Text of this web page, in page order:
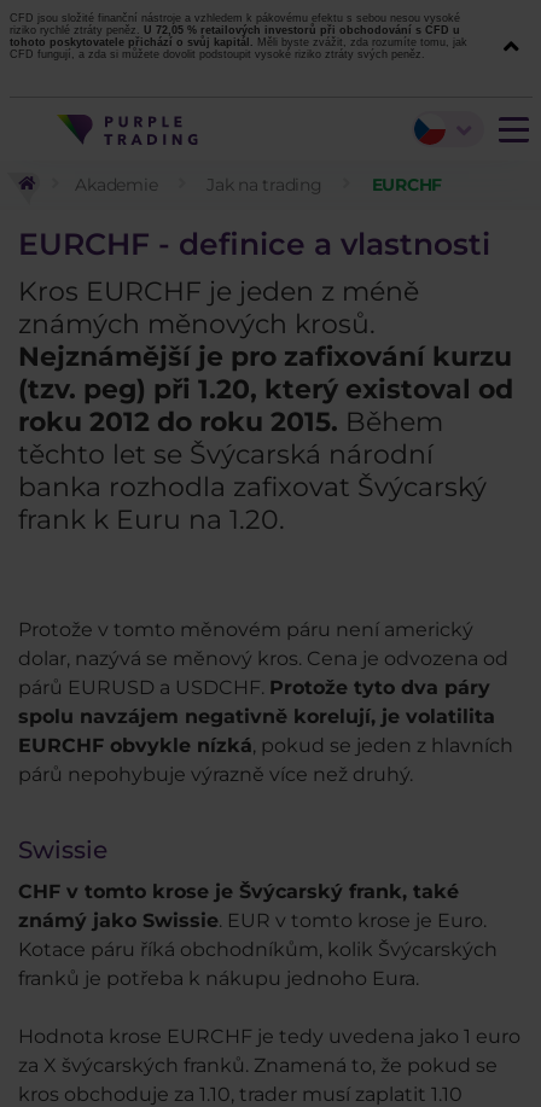
CFD jsou složité finanční nástroje a vzhledem k pákovému efektu s sebou nesou vysoké
riziko rychlé ztráty peněz. U 72,05 % retailových investorů při obchodování s CFD u
tohoto poskytovatele přichází o svůj kapitál. Měli byste zvážit, zda rozumíte tomu, jak
CFD fungují, a zda si můžete dovolit podstoupit vysoké riziko ztráty svých peněz.
Akademie Jak na trading EURCHF
EURCHF - definice a vlastnosti
Kros EURCHF je jeden z méně
známých měnových krosů.
Nejznámější je pro zafixování kurzu
(tzv. peg) při 1.20, který existoval od
roku 2012 do roku 2015. Během
těchto let se Švýcarská národní
banka rozhodla zafixovat Švýcarský
frank k Euru na 1.20.
Protože v tomto měnovém páru není americký
dolar, nazývá se měnový kros. Cena je odvozena od
párů EURUSD a USDCHF. Protože tyto dva páry
spolu navzájem negativně korelují, je volatilita
EURCHF obvykle nízká, pokud se jeden z hlavních
párů nepohybuje výrazně více než druhý.
Swissie
CHF v tomto krose je Švýcarský frank, také
známý jako Swissie. EUR v tomto krose je Euro.
Kotace páru říká obchodníkům, kolik Švýcarských
franků je potřeba k nákupu jednoho Eura.
Hodnota krose EURCHF je tedy uvedena jako 1 euro
za X švýcarských franků. Znamená to, že pokud se
kros obchoduje za 1.10, trader musí zaplatit 1.10